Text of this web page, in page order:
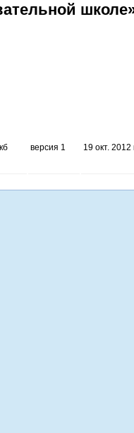
версия 1 19 окт. 2012